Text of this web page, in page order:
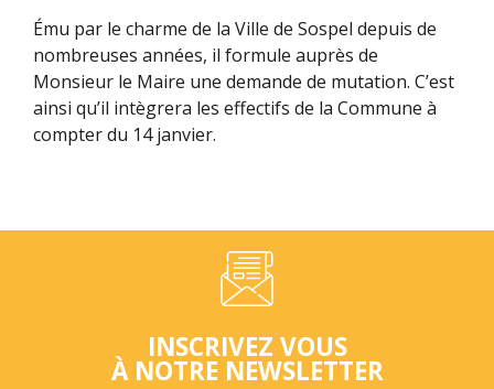
Ému par le charme de la Ville de Sospel depuis de
nombreuses années, il formule auprès de
Monsieur le Maire une demande de mutation. C’est
ainsi qu’il intègrera les effectifs de la Commune à
compter du 14 janvier.
INSCRIVEZ VOUS
À NOTRE NEWSLETTER